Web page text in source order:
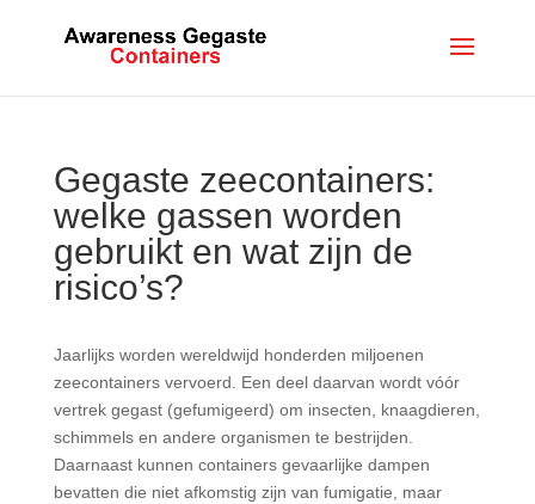
Gegaste zeecontainers:
welke gassen worden
gebruikt en wat zijn de
risico’s?
Jaarlijks worden wereldwijd honderden miljoenen
zeecontainers vervoerd. Een deel daarvan wordt vóór
vertrek gegast (gefumigeerd) om insecten, knaagdieren,
schimmels en andere organismen te bestrijden.
Daarnaast kunnen containers gevaarlijke dampen
bevatten die niet afkomstig zijn van fumigatie, maar